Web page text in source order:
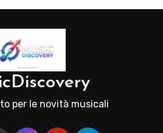
per le novità musicali